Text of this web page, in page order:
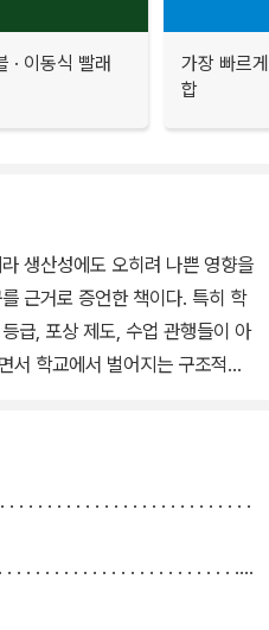
· 이동식 빨래
가장 빠르
합
생산성에도 오히려 나쁜 영향을
근거로 증언한 책이다. 특히 학
급, 포상 제도, 수업 관행들이 아
서 학교에서 벌어지는 구조적인